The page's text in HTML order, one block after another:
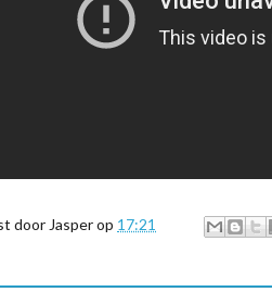
door Jasperop 17:21